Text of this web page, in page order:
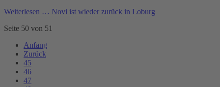
Weiterlesen … Novi ist wieder zurück in Loburg
Seite 50 von 51
Anfang
Zurück
45
46
47